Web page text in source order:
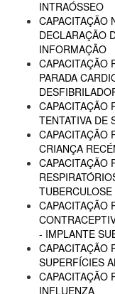
INTRAÓSSEO
CAPACITAÇÃO
DECLARAÇÃO
INFORMAÇÃO
CAPACITAÇÃO
PARADA
CAPACITAÇÃO
TENTATIVA DE
CAPACITAÇÃO
CRIANÇA
CAPACITAÇÃO
TUBERCULOSE
CAPACITAÇÃO
- IMPLANTE
CAPACITAÇÃO
SUPERFÍCIES
CAPACITAÇÃO
INFLUENZA